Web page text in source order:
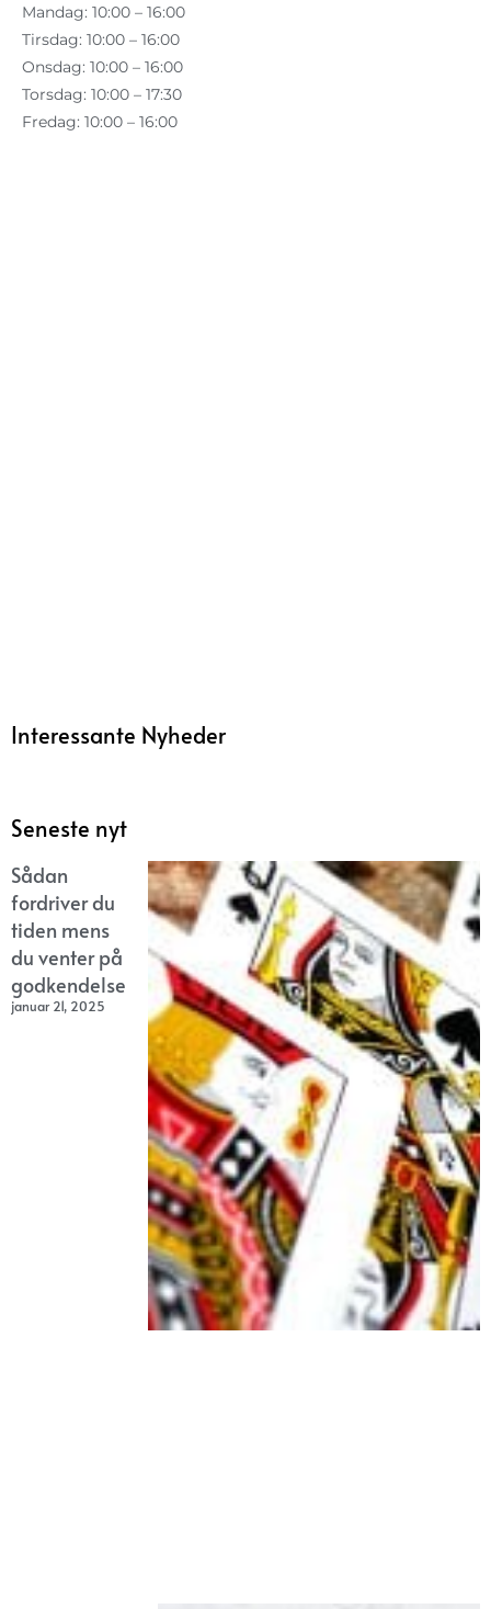
Mandag: 10:00 – 16:00
Tirsdag: 10:00 – 16:00
Onsdag: 10:00 – 16:00
Torsdag: 10:00 – 17:30
Fredag: 10:00 – 16:00
Interessante Nyheder
Seneste nyt
Sådan
fordriver du
tiden mens
du venter på
godkendelse
januar 21, 2025